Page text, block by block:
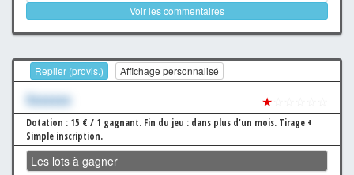
Voir les commentaires
Replier (provis.) Affichage personnalisé
Xxxxxxx ★
Dotation : 15 € / 1 gagnant. Fin du jeu : dans plus d'un mois. Tirage +
Simple inscription.
Les lots à gagner